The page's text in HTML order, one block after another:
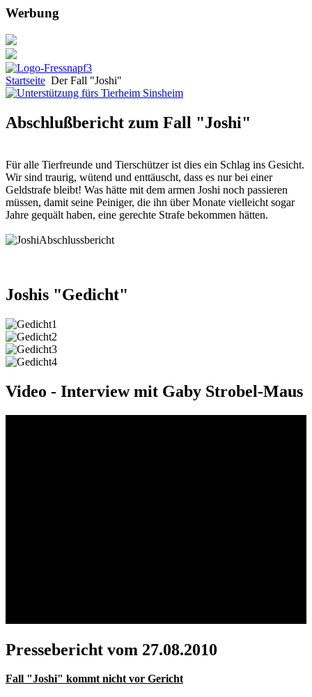
Werbung
Startseite Der Fall "Joshi"
Abschlußbericht zum Fall "Joshi"
Für alle Tierfreunde und Tierschützer ist dies ein Schlag ins Gesicht.
Wir sind traurig, wütend und enttäuscht, dass es nur bei einer
Geldstrafe bleibt! Was hätte mit dem armen Joshi noch passieren
müssen, damit seine Peiniger, die ihn über Monate vielleicht sogar
Jahre gequält haben, eine gerechte Strafe bekommen hätten.
Joshis "Gedicht"
Video - Interview mit Gaby Strobel-Maus
Pressebericht vom 27.08.2010
Fall "Joshi" kommt nicht vor Gericht